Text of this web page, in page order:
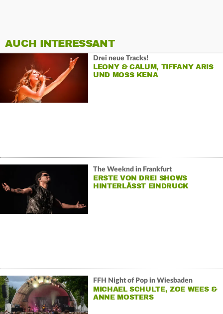
AUCH INTERESSANT
Drei neue Tracks!
LEONY & CALUM, TIFFANY ARIS
UND MOSS KENA
The Weeknd in Frankfurt
ERSTE VON DREI SHOWS
HINTERLÄSST EINDRUCK
FFH Night of Pop in Wiesbaden
MICHAEL SCHULTE, ZOE WEES &
ANNE MOSTERS